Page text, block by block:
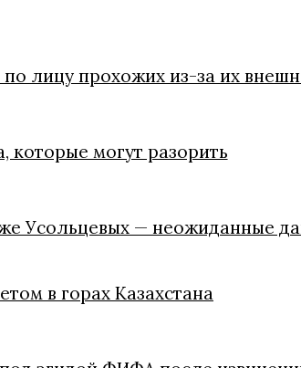
лицу прохожих из-за их
которые могут разорить
Усольцевых — неожиданные
в горах Казахстана